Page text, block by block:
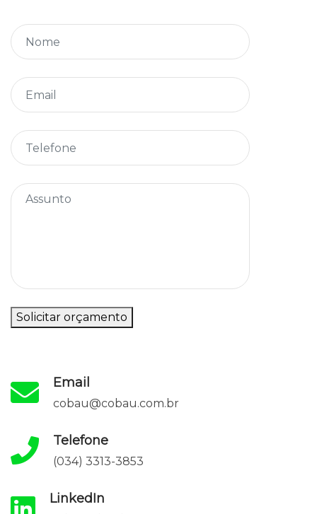
Solicitar orçamento
Email
cobau@cobau.com.br
Telefone
(034) 3313-3853
LinkedIn